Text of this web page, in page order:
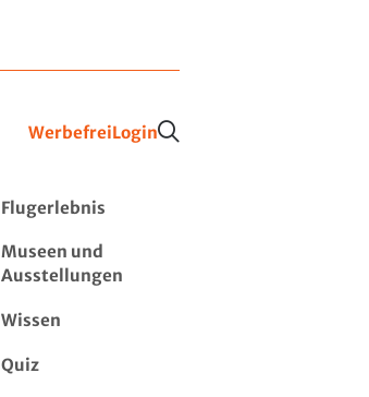
WerbefreiLogin
Flugerlebnis
Museen und
Ausstellungen
Wissen
Quiz